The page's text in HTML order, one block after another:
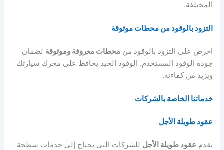
المختلفة.
التزود بالوقود من محطات موثوقة
احرص على التزود بالوقود منمحطات معروفة وموثوقة لضمان
جودة الوقود المستخدم. الوقود الجيد يحافظ على محرك سيارتك
ويزيد من كفاءته.
خدماتنا الخاصة بالشركات
عقود طويلة الأجل
نقدم عقود طويلة الأجل للشركات التي تحتاج إلى خدمات سطحة